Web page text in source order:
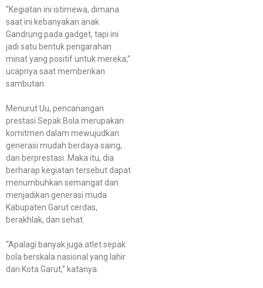
“Kegiatan ini istimewa, dimana
saat ini kebanyakan anak
Gandrung pada gadget, tapi ini
jadi satu bentuk pengarahan
minat yang positif untuk mereka,”
ucapnya saat memberikan
sambutan.
Menurut Uu, pencanangan
prestasi Sepak Bola merupakan
komitmen dalam mewujudkan
generasi mudah berdaya saing,
dan berprestasi. Maka itu, dia
berharap kegiatan tersebut dapat
menumbuhkan semangat dan
menjadikan generasi muda
Kabupaten Garut cerdas,
berakhlak, dan sehat.
“Apalagi banyak juga atlet sepak
bola berskala nasional yang lahir
dari Kota Garut,” katanya.